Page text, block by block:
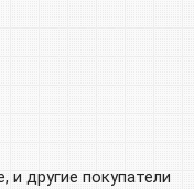
и другие покупатели